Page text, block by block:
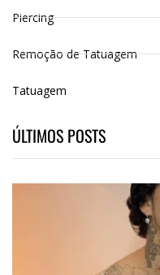
Piercing
Remoção de Tatuagem
Tatuagem
ÚLTIMOS POSTS